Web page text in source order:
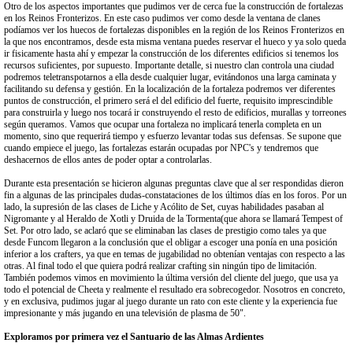
Otro de los aspectos importantes que pudimos ver de cerca fue la construcción de fortalezas
en los Reinos Fronterizos. En este caso pudimos ver como desde la ventana de clanes
podíamos ver los huecos de fortalezas disponibles en la región de los Reinos Fronterizos en
la que nos encontramos, desde esta misma ventana puedes reservar el hueco y ya solo queda
ir fisicamente hasta ahí y empezar la construcción de los diferentes edificios si tenemos los
recursos suficientes, por supuesto. Importante detalle, si nuestro clan controla una ciudad
podremos teletranspotarnos a ella desde cualquier lugar, evitándonos una larga caminata y
facilitando su defensa y gestión. En la localización de la fortaleza podremos ver diferentes
puntos de construcción, el primero será el del edificio del fuerte, requisito imprescindible
para construirla y luego nos tocará ir construyendo el resto de edificios, murallas y torreones
según queramos. Vamos que ocupar una fortaleza no implicará tenerla completa en un
momento, sino que requerirá tiempo y esfuerzo levantar todas sus defensas. Se supone que
cuando empiece el juego, las fortalezas estarán ocupadas por NPC's y tendremos que
deshacernos de ellos antes de poder optar a controlarlas.
Durante esta presentación se hicieron algunas preguntas clave que al ser respondidas dieron
fin a algunas de las principales dudas-constataciones de los últimos días en los foros. Por un
lado, la supresión de las clases de Liche y Acólito de Set, cuyas habilidades pasaban al
Nigromante y al Heraldo de Xotli y Druida de la Tormenta(que ahora se llamará Tempest of
Set. Por otro lado, se aclaró que se eliminaban las clases de prestigio como tales ya que
desde Funcom llegaron a la conclusión que el obligar a escoger una ponía en una posición
inferior a los crafters, ya que en temas de jugabilidad no obtenían ventajas con respecto a las
otras. Al final todo el que quiera podrá realizar crafting sin ningún tipo de limitación.
También podemos vimos en movimiento la última versión del cliente del juego, que usa ya
todo el potencial de Cheeta y realmente el resultado era sobrecogedor. Nosotros en concreto,
y en exclusiva, pudimos jugar al juego durante un rato con este cliente y la experiencia fue
impresionante y más jugando en una televisión de plasma de 50".
Exploramos por primera vez el Santuario de las Almas Ardientes